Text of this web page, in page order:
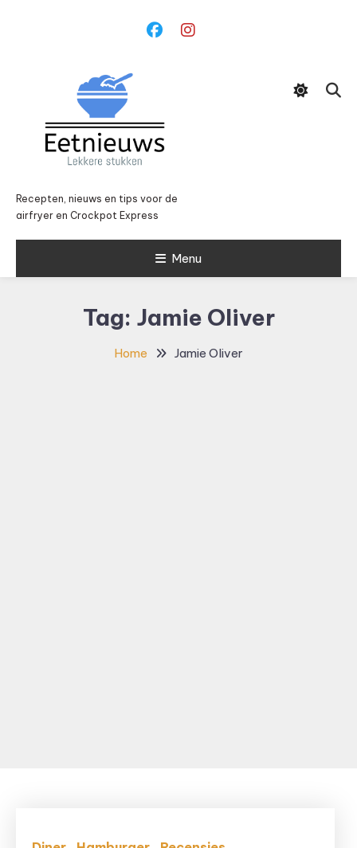
Recepten, nieuws en tips voor de
airfryer en Crockpot Express
Menu
Tag: Jamie Oliver
Home Jamie Oliver